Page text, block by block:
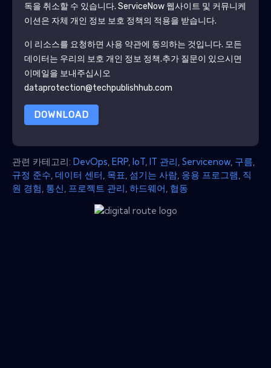
독을 취소할 수 있습니다. ServiceNow웹사이트 및 커뮤니케
이션은 자체 개인 정보 보호 정책의 적용을 받습니다.
이 리소스를 요청하면 사용 약관에 동의하는 것입니다. 모든
데이터는 우리의 보호 개인 정보 정책.추가 질문이 있으시면
이메일을 보내주십시오
dataprotection@techpublishhub.com
DOWNLOAD
관련 카테고리: DevOps ERP IoT IT 관리 Servicenow 구름
규정 준수 데이터 센터 목표 섬기는 사람 응용 프로그램 직
원 경험 통신 프로젝트 관리 하드웨어 협동